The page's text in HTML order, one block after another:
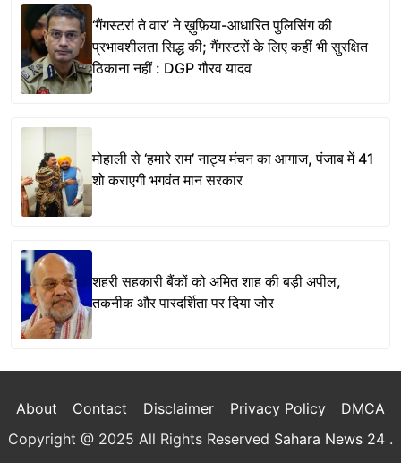
‘गैंगस्टरां ते वार’ ने ख़ुफ़िया-आधारित पुलिसिंग की
प्रभावशीलता सिद्ध की; गैंगस्टरों के लिए कहीं भी सुरक्षित
ठिकाना नहीं : DGP गौरव यादव
मोहाली से ‘हमारे राम’ नाट्य मंचन का आगाज, पंजाब में 41
शो कराएगी भगवंत मान सरकार
शहरी सहकारी बैंकों को अमित शाह की बड़ी अपील,
तकनीक और पारदर्शिता पर दिया जोर
About Contact Disclaimer Privacy Policy
DMCA
Copyright @ 2025 All Rights Reserved Sahara News 24 .